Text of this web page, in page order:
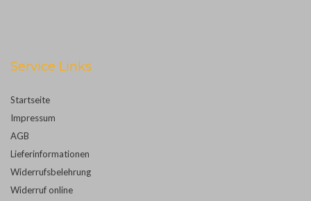
Service Links
Startseite
Impressum
AGB
Lieferinformationen
Widerrufsbelehrung
Widerruf online